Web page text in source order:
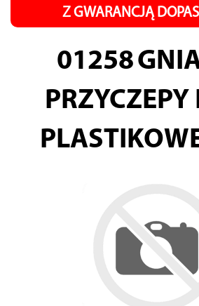
Z GWARANCJĄ
01258